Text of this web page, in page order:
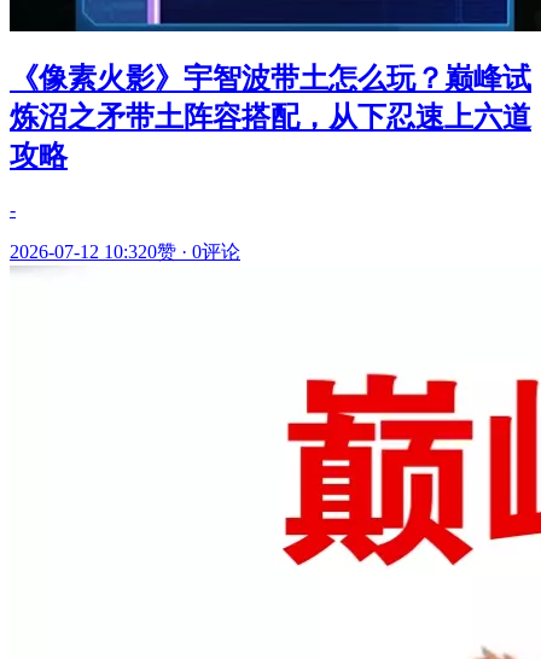
《像素火影》宇智波带土怎么玩？巅峰试
炼沼之矛带土阵容搭配，从下忍速上六道
攻略
-
2026-07-12 10:320赞 · 0评论